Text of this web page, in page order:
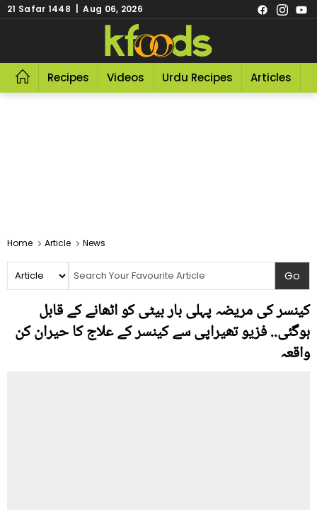
21 Safar 1448 | Aug 06, 2026
Recipes Videos Urdu Recipes Articles
Home Article News
کینسر کی مریضہ پہلی بار بیٹی کو اٹھانے کے قابل
ہوگئی.. فزیو تھیراپی سے کینسر کے علاج کا حیران کن
واقعہ